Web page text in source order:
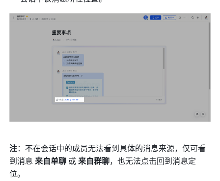
注：不在会话中的成员无法看到具体的消息来源，仅可看
到消息 来自单聊 或 来自群聊，也无法点击回到消息定
位。